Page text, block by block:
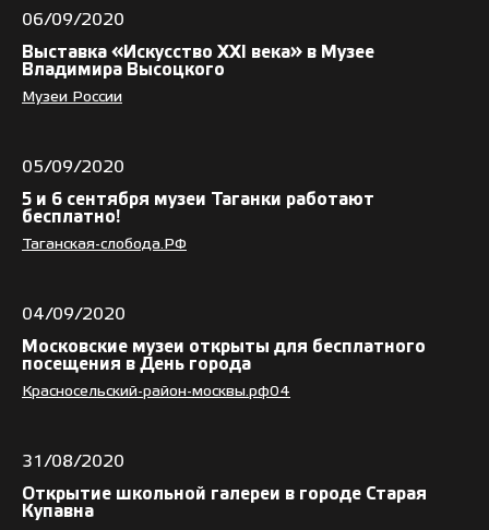
06/09/2020
Выставка «Искусство XXI века» в Музее
Владимира Высоцкого
Музеи России
05/09/2020
5 и 6 сентября музеи Таганки работают
бесплатно!
Таганская-слобода.РФ
04/09/2020
Московские музеи открыты для бесплатного
посещения в День города
Красносельский-район-москвы.рф04
31/08/2020
Открытие школьной галереи в городе Старая
Купавна